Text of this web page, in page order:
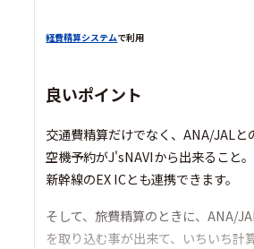
経費精算システムで利用
良いポイント
交通費精算だけでなく、ANA/JALと
空機予約がJ'sNAVIから出来ること。
新幹線のEX ICとも連携できます。
そして、旅費精算のときに、ANA/
を取り込む事が出来て、いちいち計